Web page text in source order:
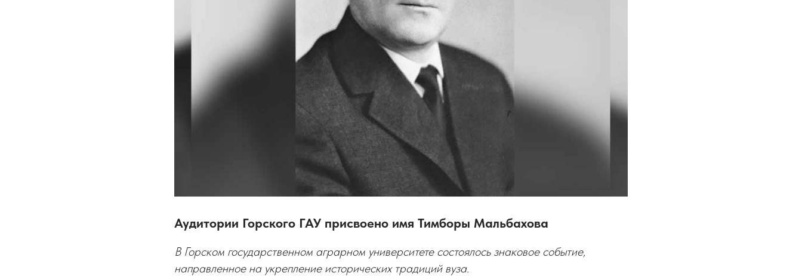
Аудитории Горского ГАУ присвоено имя Тимборы Мальбахова
В Горском государственном аграрном университете состоялось знаковое событие,
направленное на укрепление исторических традиций вуза.